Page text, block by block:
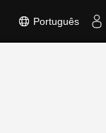
Português